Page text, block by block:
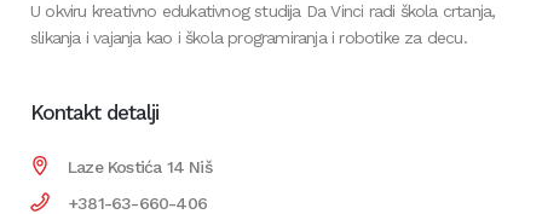
U okviru kreativno edukativnog studija Da Vinci radi škola crtanja,
slikanja i vajanja kao i škola programiranja i robotike za decu.
Kontakt detalji
Laze Kostića 14 Niš
+381-63-660-406